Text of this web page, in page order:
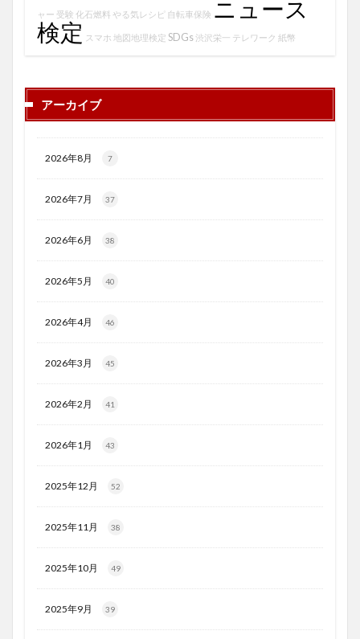
ャー 受験 化石燃料 やる気レシピ 自転車保険 ニュース
検定 スマホ 地図地理検定 SDGs 渋沢栄一 テレワーク 紙幣
アーカイブ
2026年8月 7
2026年7月 37
2026年6月 38
2026年5月 40
2026年4月 46
2026年3月 45
2026年2月 41
2026年1月 43
2025年12月 52
2025年11月 38
2025年10月 49
2025年9月 39